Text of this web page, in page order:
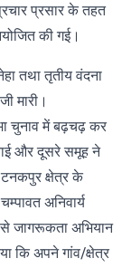
प्रसार के तहत
की गई।
तथा तृतीय वंदना
बाजी मारी।
चुनाव में बढ़चढ़ कर
और दूसरे समूह ने
टनकपुर क्षेत्र के
अनिवार्य
से जागरूकता अभियान
कि अपने गांव/क्षेत्र